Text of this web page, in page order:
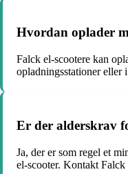
Hvordan oplader
Falck el-scootere kan
opladningsstationer eller
Er der alderskrav
Ja, der er som regel et
el-scooter. Kontakt